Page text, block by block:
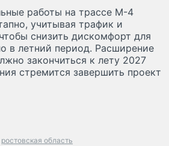
работы на трассе М-4
учитывая трафик и
снизить дискомфорт для
в летний период. Расширение
закончиться к лету 2027
стремится завершить проект
ростовская область